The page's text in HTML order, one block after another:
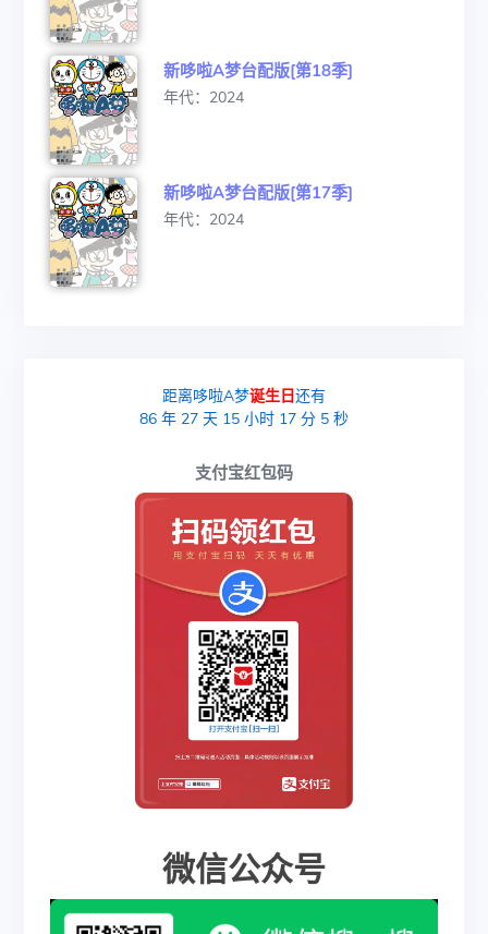
新哆啦A梦台配版[第18季]
年代：2024
新哆啦A梦台配版[第17季]
年代：2024
距离哆啦A梦诞生日还有
86 年27 天15 小时17 分5 秒
支付宝红包码
微信公众号